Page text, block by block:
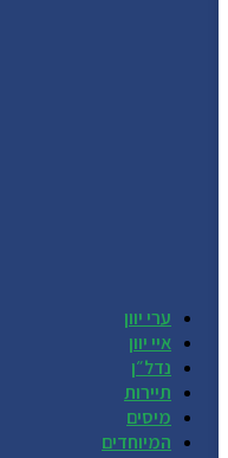
ערי יוון
איי יוון
נדל״ן
תיירות
מיסים
המיוחדים